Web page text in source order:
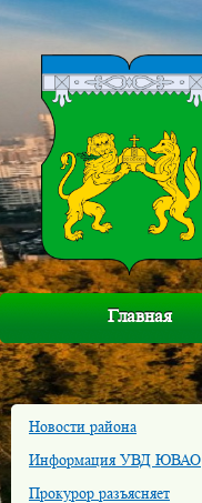
Главная
Новости района
Информация УВД ЮВАО
Прокурор разъясняет